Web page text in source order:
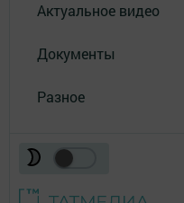
Актуальное видео
Документы
Разное